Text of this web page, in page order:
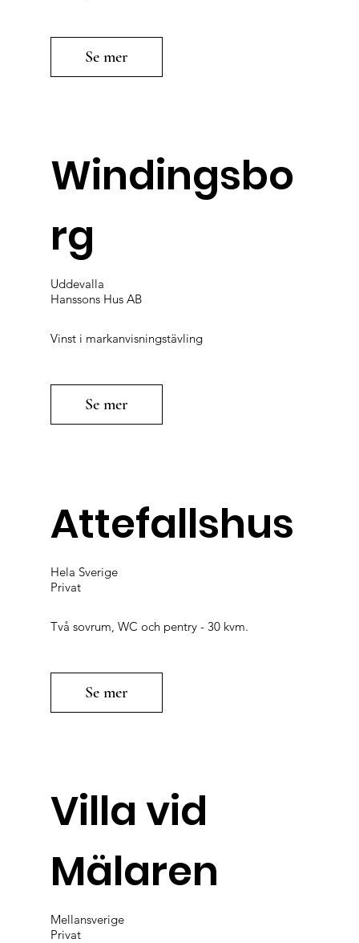
Se mer
Windingsbo
rg
Uddevalla
Vinst i markanvisningstävling
Se mer
Hanssons Hus AB
Attefallshus
Hela Sverige
Två sovrum, WC och pentry - 30 kvm.
Se mer
Privat
Villa vid
Mälaren
Mellansverige
Privat